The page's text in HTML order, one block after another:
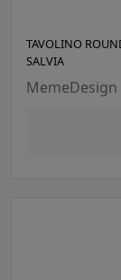
TAVOLINO
SALVIA
MemeDesign